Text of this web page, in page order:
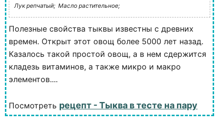
Лук репчатый; Масло растительное;
Полезные свойства тыквы известны с древних
времен. Открыт этот овощ более 5000 лет назад.
Казалось такой простой овощ, а в нем сдержится
кладезь витаминов, а также микро и макро
элементов....
Посмотреть рецепт - Тыква в тесте на пару